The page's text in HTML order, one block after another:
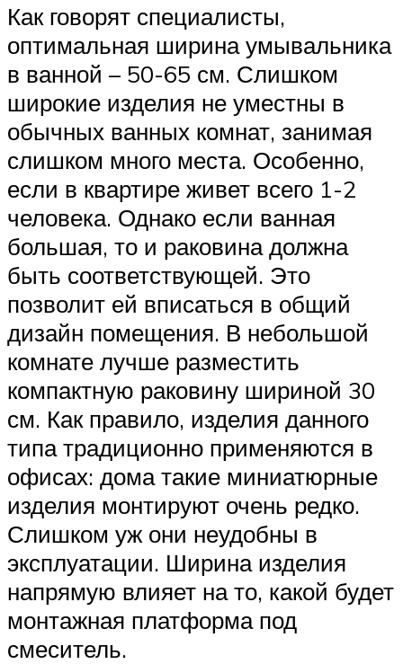
Как говорят специалисты,
оптимальная ширина умывальника
в ванной – 50-65 см. Слишком
широкие изделия не уместны в
обычных ванных комнат, занимая
слишком много места. Особенно,
если в квартире живет всего 1-2
человека. Однако если ванная
большая, то и раковина должна
быть соответствующей. Это
позволит ей вписаться в общий
дизайн помещения. В небольшой
комнате лучше разместить
компактную раковину шириной 30
см. Как правило, изделия данного
типа традиционно применяются в
офисах: дома такие миниатюрные
изделия монтируют очень редко.
Слишком уж они неудобны в
эксплуатации. Ширина изделия
напрямую влияет на то, какой будет
монтажная платформа под
смеситель.